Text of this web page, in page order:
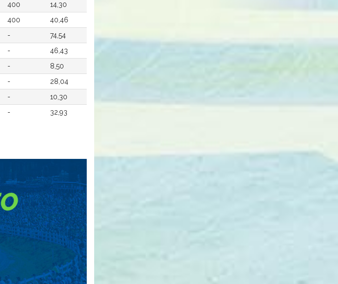
400
14,30
400
40,46
-
74,54
-
46,43
-
8,50
-
28,04
-
10,30
- 32,93